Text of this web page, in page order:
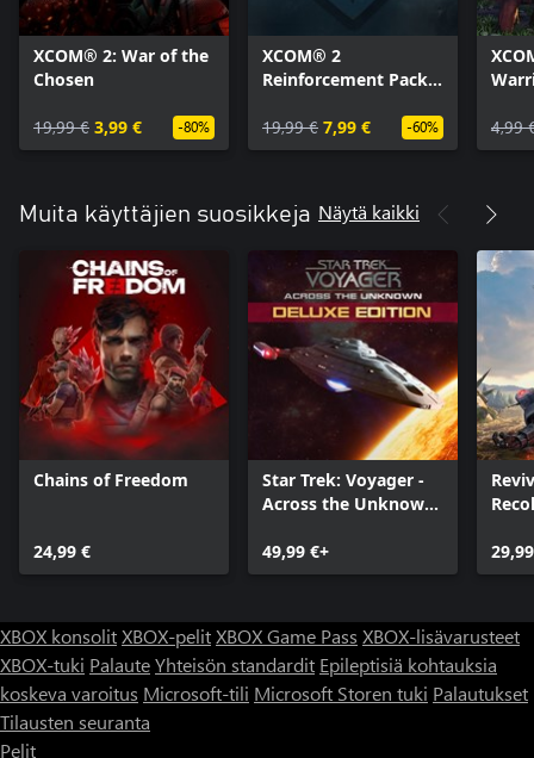
XCOM® 2: War of the
Chosen
19,99 € 3,99 € -80%
XCOM® 2
Reinforcement Pack -
19,99 € 7,99 € -60% 4,99
Muita käyttäjien suosikkeja Näytä kaikki
Chains of Freedom
24,99 €
Star Trek: Voyager -
Across the Unknown
49,99 €+
XBOX konsolitXBOX-pelitXBOX Game Pass XBOX-lisävarusteet
XBOX-tuki PalauteYhteisön standardit Epileptisiä kohtauksia
koskeva varoitus Microsoft-tili Microsoft Storen tuki Palautukset
Tilausten seuranta
Pelit